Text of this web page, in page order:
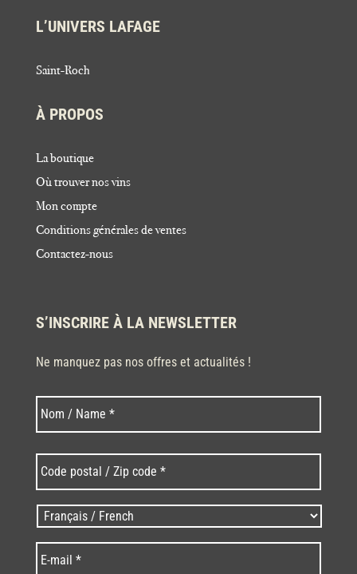
L’UNIVERS LAFAGE
Saint-Roch
À PROPOS
La boutique
Où trouver nos vins
Mon compte
Conditions générales de ventes
Contactez-nous
S’INSCRIRE À LA NEWSLETTER
Ne manquez pas nos offres et actualités !
Nom * Nom
postal
/
Zip
code
* *
Langues
/
Language *
mail *